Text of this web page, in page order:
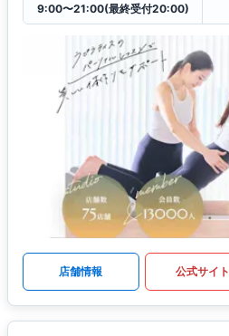
9:00〜21:00(最終受付20:00)
店舗情報 公式サイト